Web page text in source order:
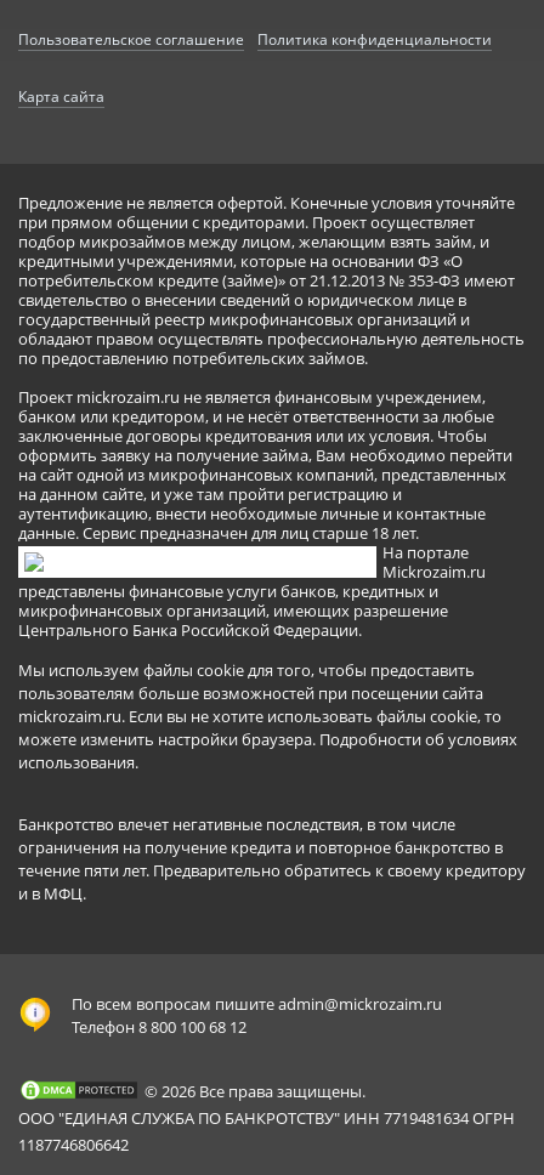
Пользовательское соглашение Политика конфиденциальности
Карта сайта
Предложение не является офертой. Конечные условия уточняйте
при прямом общении с кредиторами. Проект осуществляет
подбор микрозаймов между лицом, желающим взять займ, и
кредитными учреждениями, которые на основании ФЗ «О
потребительском кредите (займе)» от 21.12.2013 № 353-ФЗ имеют
свидетельство о внесении сведений о юридическом лице в
государственный реестр микрофинансовых организаций и
обладают правом осуществлять профессиональную деятельность
по предоставлению потребительских займов.
Проект mickrozaim.ru не является финансовым учреждением,
банком или кредитором, и не несёт ответственности за любые
заключенные договоры кредитования или их условия. Чтобы
оформить заявку на получение займа, Вам необходимо перейти
на сайт одной из микрофинансовых компаний, представленных
на данном сайте, и уже там пройти регистрацию и
аутентификацию, внести необходимые личные и контактные
данные. Сервис предназначен для лиц старше 18 лет.
На портале
Mickrozaim.ru
представлены финансовые услуги банков, кредитных и
микрофинансовых организаций, имеющих разрешение
Центрального Банка Российской Федерации.
Мы используем файлы cookie для того, чтобы предоставить
пользователям больше возможностей при посещении сайта
mickrozaim.ru. Если вы не хотите использовать файлы cookie, то
можете изменить настройки браузера. Подробности об условиях
использования.
Банкротство влечет негативные последствия, в том числе
ограничения на получение кредита и повторное банкротство в
течение пяти лет. Предварительно обратитесь к своему кредитору
и в МФЦ.
По всем вопросам пишитеadmin@mickrozaim.ru
Телефон 8 800 100 68 12
© 2026 Все права защищены.
ООО "ЕДИНАЯ СЛУЖБА ПО БАНКРОТСТВУ" ИНН 7719481634 ОГРН
1187746806642